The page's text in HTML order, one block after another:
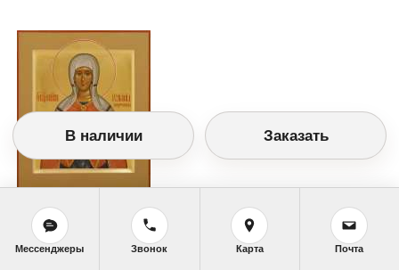
Православный календарь
<<Четверг, 15 Января (2 Января по старому
стилю)
>>
В наличии Заказать
Мессенджеры Звонок Карта Почта